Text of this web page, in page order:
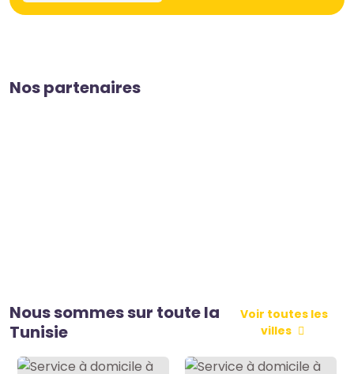
Nos partenaires
Nous sommes sur toute la
Tunisie
Voir toutes les
villes